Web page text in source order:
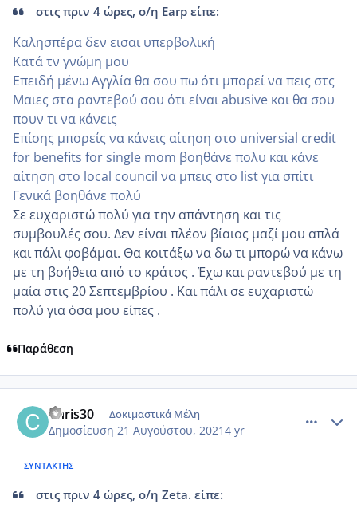
στις πριν 4 ώρες, ο/η Earp είπε:
Καλησπέρα δεν εισαι υπερβολική
Κατά τν γνώμη μου
Επειδή μένω Αγγλία θα σου πω ότι μπορεί να πεις στς
Μαιες στα ραντεβού σου ότι είναι abusive και θα σου
πουν τι να κάνεις
Επίσης μπορείς να κάνεις αίτηση στο universial credit
for benefits for single mom βοηθάνε πολυ και κάνε
αίτηση στο local council να μπεις στο list για σπίτι
Γενικά βοηθάνε πολύ
Σε ευχαριστώ πολύ για την απάντηση και τις
συμβουλές σου. Δεν είναι πλέον βίαιος μαζί μου απλά
και πάλι φοβάμαι. Θα κοιτάξω να δω τι μπορώ να κάνω
με τη βοήθεια από το κράτος . Έχω και ραντεβού με τη
μαία στις 20 Σεπτεμβρίου . Και πάλι σε ευχαριστώ
πολύ για όσα μου είπες .
Παράθεση
Chris30 Δοκιμαστικά Μέλη
Δημοσίευση 21 Αυγούστου, 20214 yr
ΣΥΝΤΆΚΤΗΣ
στις πριν 4 ώρες, ο/η Zeta. είπε: